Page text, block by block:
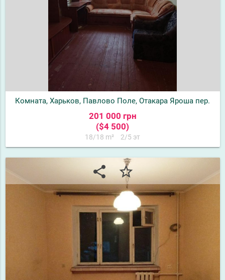
Комната, Харьков, Павлово Поле, Отакара Яроша пер.
201 000 грн
($4 500)
18/18 m² 2/5 эт
share star_border